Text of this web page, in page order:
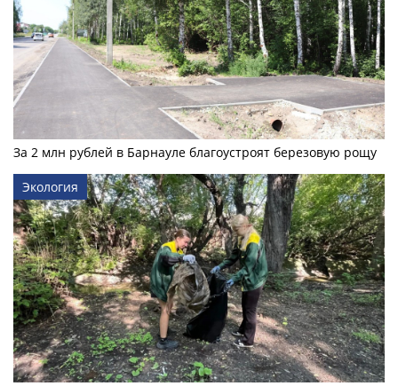
За 2 млн рублей в Барнауле благоустроят березовую рощу
Экология